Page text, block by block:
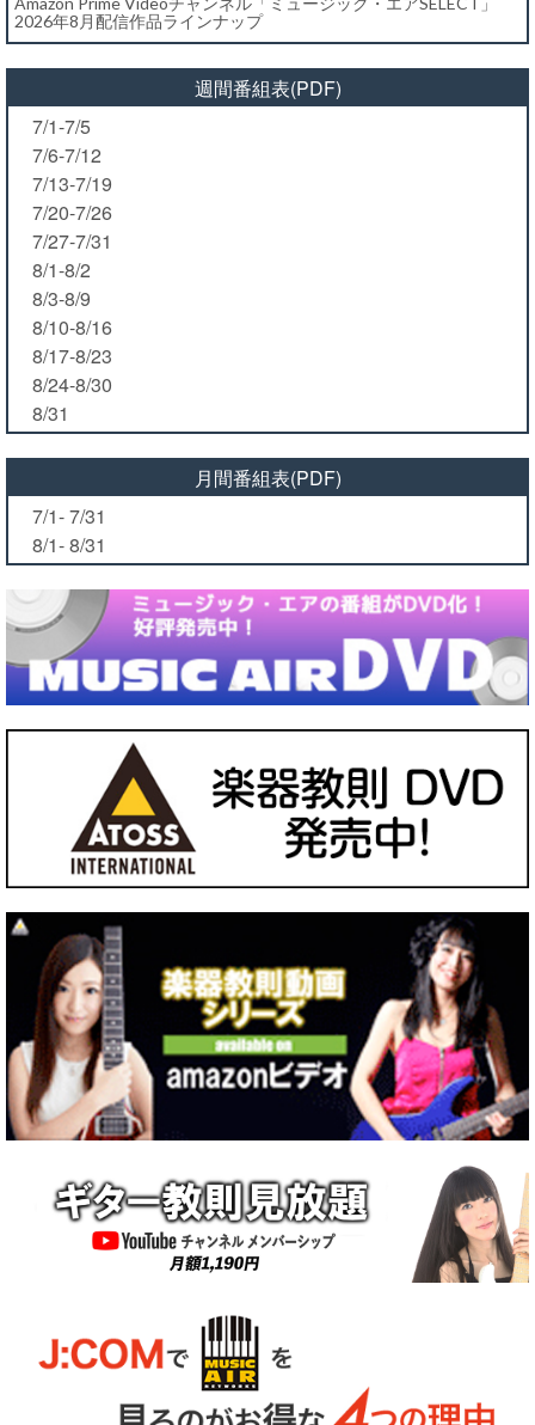
2026年8月配信作品ラインナップ
週間番組表(PDF)
7/1-7/5
7/6-7/12
7/13-7/19
7/20-7/26
7/27-7/31
8/1-8/2
8/3-8/9
8/10-8/16
8/17-8/23
8/24-8/30
8/31
月間番組表(PDF)
7/1- 7/31
8/1- 8/31